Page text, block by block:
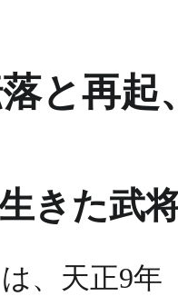
と再起
きた武
、天正9年